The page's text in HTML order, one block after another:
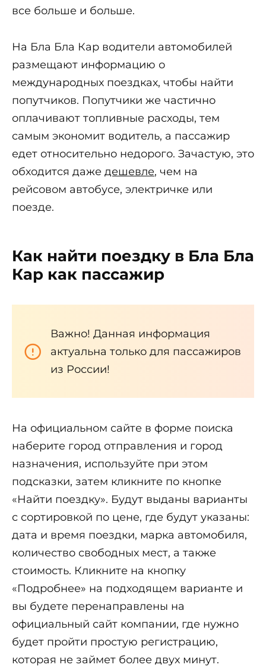
все больше и больше.
На Бла Бла Кар водители автомобилей
размещают информацию о
международных поездках, чтобы найти
попутчиков. Попутчики же частично
оплачивают топливные расходы, тем
самым экономит водитель, а пассажир
едет относительно недорого. Зачастую, это
обходится даже дешевле, чем на
рейсовом автобусе, электричке или
поезде.
Как найти поездку в Бла Бла
Кар как пассажир
Важно! Данная информация
актуальна только для пассажиров
из России!
На официальном сайте в форме поиска
наберите город отправления и город
назначения, используйте при этом
подсказки, затем кликните по кнопке
«Найти поездку». Будут выданы варианты
с сортировкой по цене, где будут указаны:
дата и время поездки, марка автомобиля,
количество свободных мест, а также
стоимость. Кликните на кнопку
«Подробнее» на подходящем варианте и
вы будете перенаправлены на
официальный сайт компании, где нужно
будет пройти простую регистрацию,
которая не займет более двух минут.